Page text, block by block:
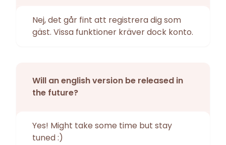
Nej, det går fint att registrera dig som
gäst. Vissa funktioner kräver dock konto.
Will an english version be released in
the future?
Yes! Might take some time but stay
tuned :)